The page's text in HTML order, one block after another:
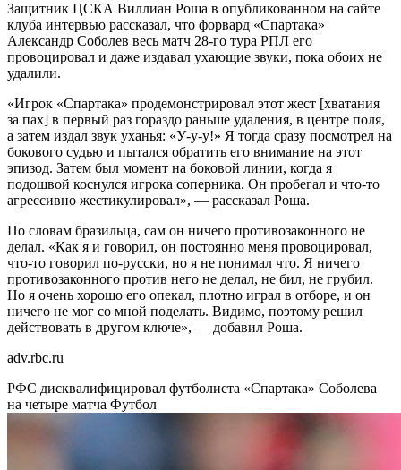
Защитник ЦСКА Виллиан Роша в опубликованном на сайте
клуба интервью рассказал, что форвард «Спартака»
Александр Соболев весь матч 28-го тура РПЛ его
провоцировал и даже издавал ухающие звуки, пока обоих не
удалили.
«Игрок «Спартака» продемонстрировал этот жест [хватания
за пах] в первый раз гораздо раньше удаления, в центре поля,
а затем издал звук уханья: «У-у-у!» Я тогда сразу посмотрел на
бокового судью и пытался обратить его внимание на этот
эпизод. Затем был момент на боковой линии, когда я
подошвой коснулся игрока соперника. Он пробегал и что-то
агрессивно жестикулировал», — рассказал Роша.
По словам бразильца, сам он ничего противозаконного не
делал. «Как я и говорил, он постоянно меня провоцировал,
что-то говорил по-русски, но я не понимал что. Я ничего
противозаконного против него не делал, не бил, не грубил.
Но я очень хорошо его опекал, плотно играл в отборе, и он
ничего не мог со мной поделать. Видимо, поэтому решил
действовать в другом ключе», — добавил Роша.
adv.rbc.ru
РФС дисквалифицировал футболиста «Спартака» Соболева
на четыре матча Футбол